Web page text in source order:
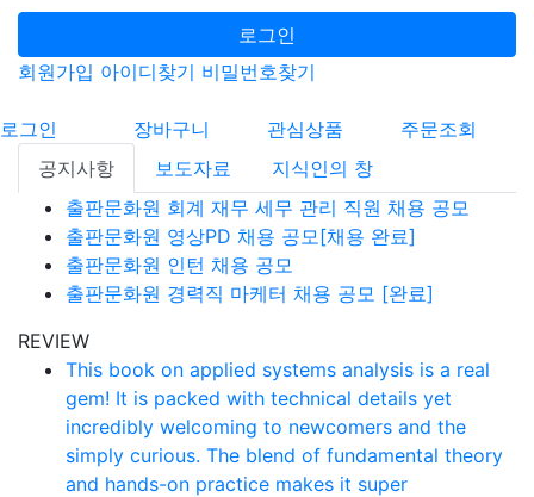
로그인
회원가입 아이디찾기 비밀번호찾기
로그인 장바구니 관심상품
주문조회
공지사항
보도자료
지식인의 창
출판문화원 회계 재무 세무 관리 직원 채용 공모
출판문화원 영상PD 채용 공모[채용 완료]
출판문화원 인턴 채용 공모
출판문화원 경력직 마케터 채용 공모 [완료]
REVIEW
This book on applied systems analysis is a real
gem! It is packed with technical details yet
incredibly welcoming to newcomers and the
simply curious. The blend of fundamental theory
and hands-on practice makes it super